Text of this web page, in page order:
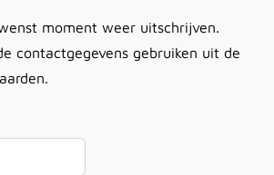
moment weer uitschrijven.
contactgegevens gebruiken uit de